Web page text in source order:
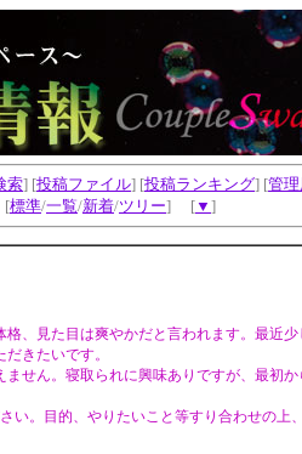
索] [投稿ファイル] [投稿ランキング] [管理
標準/一覧/新着/ツリー] [▼ ]
、見た目は爽やかだと言われます。最近
きたいです。
せん。寝取られに興味ありですが、最初
。目的、やりたいこと等すり合わせの上